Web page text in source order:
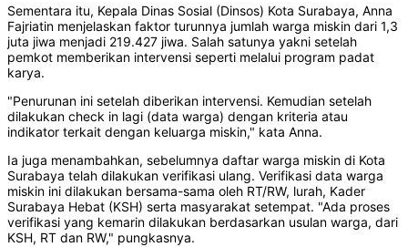
Sementara itu, Kepala Dinas Sosial (Dinsos) Kota Surabaya, Anna
Fajriatin menjelaskan faktor turunnya jumlah warga miskin dari 1,3
juta jiwa menjadi 219.427 jiwa. Salah satunya yakni setelah
pemkot memberikan intervensi seperti melalui program padat
karya.
"Penurunan ini setelah diberikan intervensi. Kemudian setelah
dilakukan check in lagi (data warga) dengan kriteria atau
indikator terkait dengan keluarga miskin," kata Anna.
Ia juga menambahkan, sebelumnya daftar warga miskin di Kota
Surabaya telah dilakukan verifikasi ulang. Verifikasi data warga
miskin ini dilakukan bersama-sama oleh RT/RW, lurah, Kader
Surabaya Hebat (KSH) serta masyarakat setempat. "Ada proses
verifikasi yang kemarin dilakukan berdasarkan usulan warga, dari
KSH, RT dan RW," pungkasnya.